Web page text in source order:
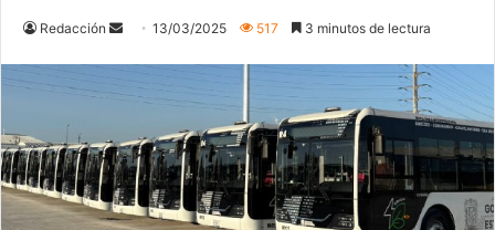
Redacción
n
e
m
13/03/2025 517 3 minutos de lectura